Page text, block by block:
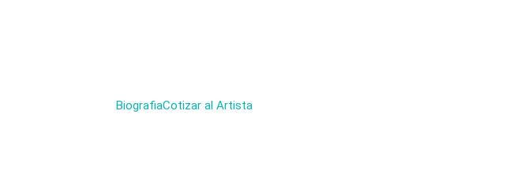
BiografiaCotizar al Artista